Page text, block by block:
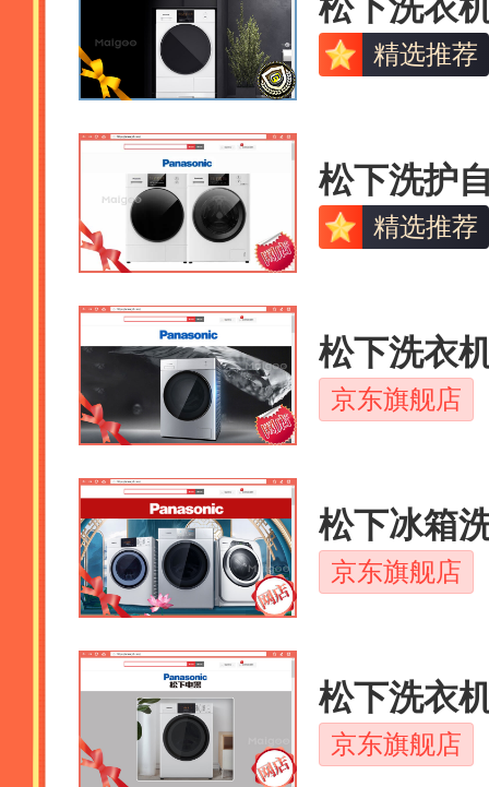
精选推荐
松下洗护
精选推荐
松下洗衣
京东旗舰店
松下冰箱
京东旗舰店
松下洗衣
京东旗舰店